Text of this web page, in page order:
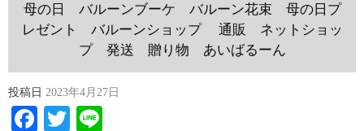
母の日 バルーンブーケ バルーン花束 母の日プ
レゼント バルーンショップ 通販 ネットショッ
プ 発送 贈り物 あいばるーん
投稿日 2023年4月27日
Facebook
Twitter